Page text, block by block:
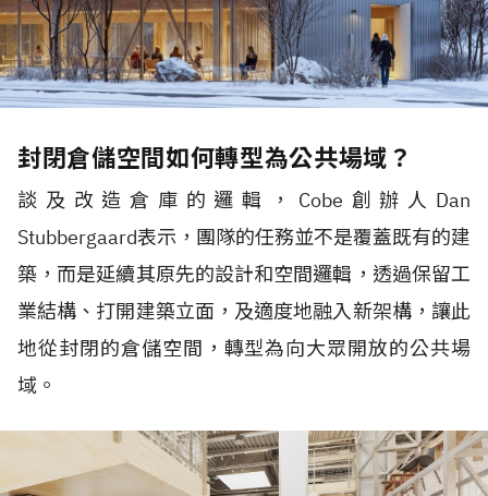
封閉倉儲空間如何轉型為公共場域？
談及改造倉庫的邏輯， Cobe 創辦人 Dan
Stubbergaard表示，團隊的任務並不是覆蓋既有的建
築，而是延續其原先的設計和空間邏輯，透過保留工
業結構、打開建築立面，及適度地融入新架構，讓此
地從封閉的倉儲空間，轉型為向大眾開放的公共場
域。